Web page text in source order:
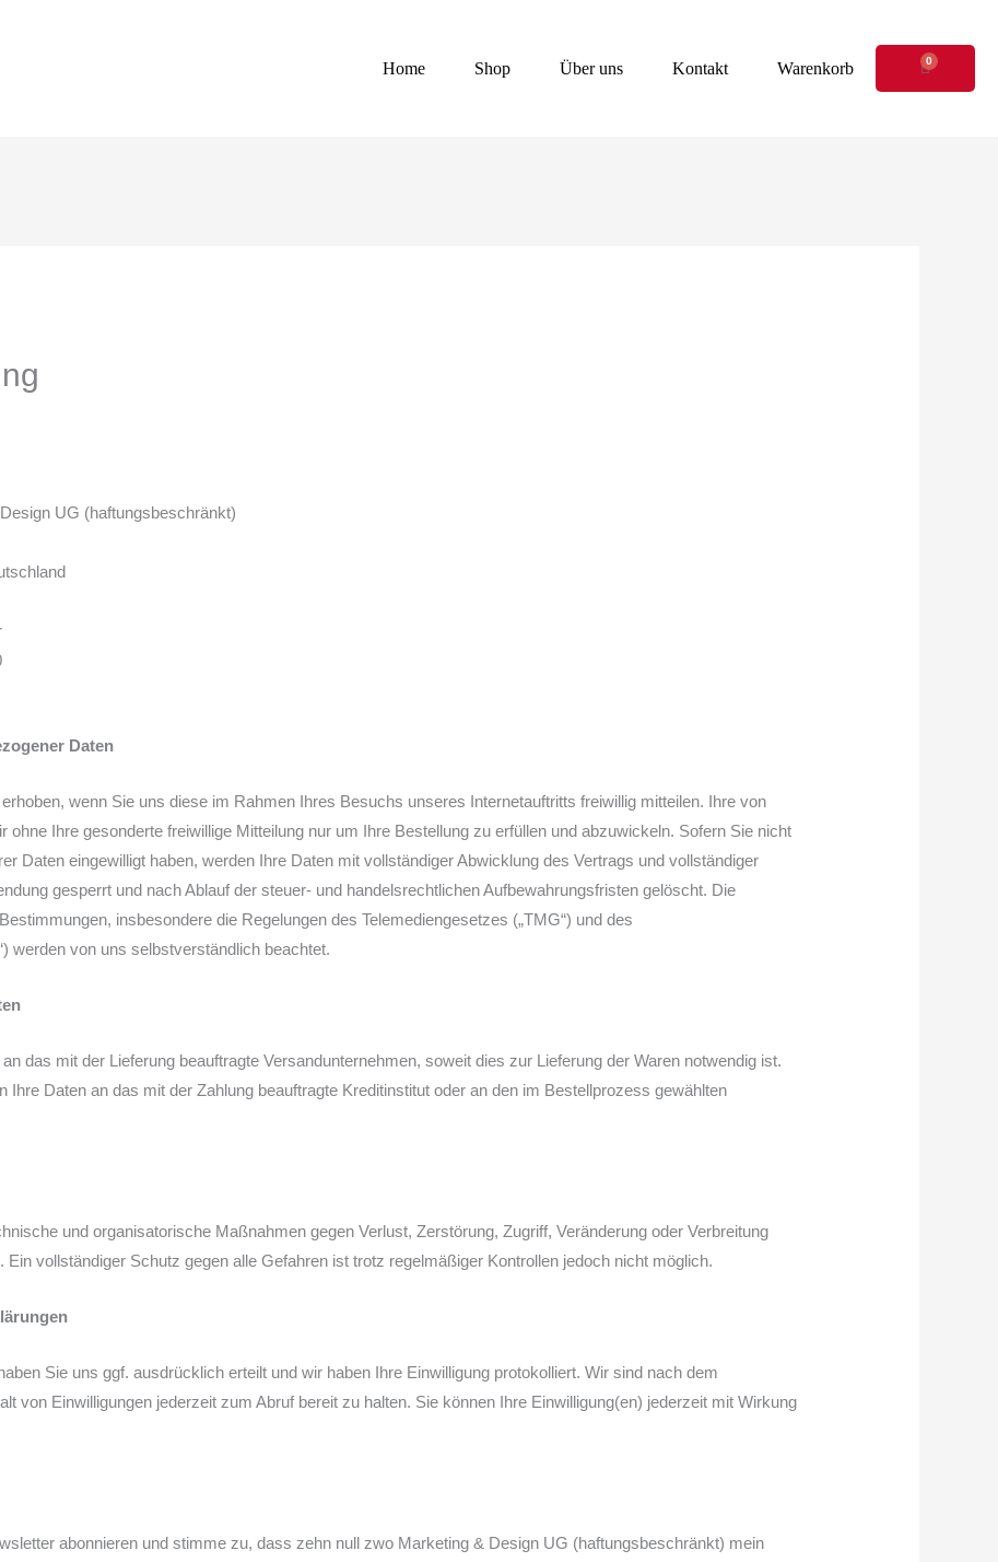
Home Shop Über uns Kontakt Warenkorb 0
UG (haftungsbeschränkt)
Daten
wenn Sie uns diese im Rahmen Ihres Besuchs unseres Internetauftritts freiwillig mitteilen. Ihre von
ohne Ihre gesonderte freiwillige Mitteilung nur um Ihre Bestellung zu erfüllen und abzuwickeln. Sofern Sie nicht
Daten eingewilligt haben, werden Ihre Daten mit vollständiger Abwicklung des Vertrags und vollständiger
gesperrt und nach Ablauf der steuer- und handelsrechtlichen Aufbewahrungsfristen gelöscht. Die
insbesondere die Regelungen des Telemediengesetzes („TMG“) und des
werden von uns selbstverständlich beachtet.
das mit der Lieferung beauftragte Versandunternehmen, soweit dies zur Lieferung der Waren notwendig ist.
Ihre Daten an das mit der Zahlung beauftragte Kreditinstitut oder an den im Bestellprozess gewählten
und organisatorische Maßnahmen gegen Verlust, Zerstörung, Zugriff, Veränderung oder Verbreitung
Ein vollständiger Schutz gegen alle Gefahren ist trotz regelmäßiger Kontrollen jedoch nicht möglich.
Sie uns ggf. ausdrücklich erteilt und wir haben Ihre Einwilligung protokolliert. Wir sind nach dem
von Einwilligungen jederzeit zum Abruf bereit zu halten. Sie können Ihre Einwilligung(en) jederzeit mit Wirkung
abonnieren und stimme zu, dass zehn null zwo Marketing & Design UG (haftungsbeschränkt) mein